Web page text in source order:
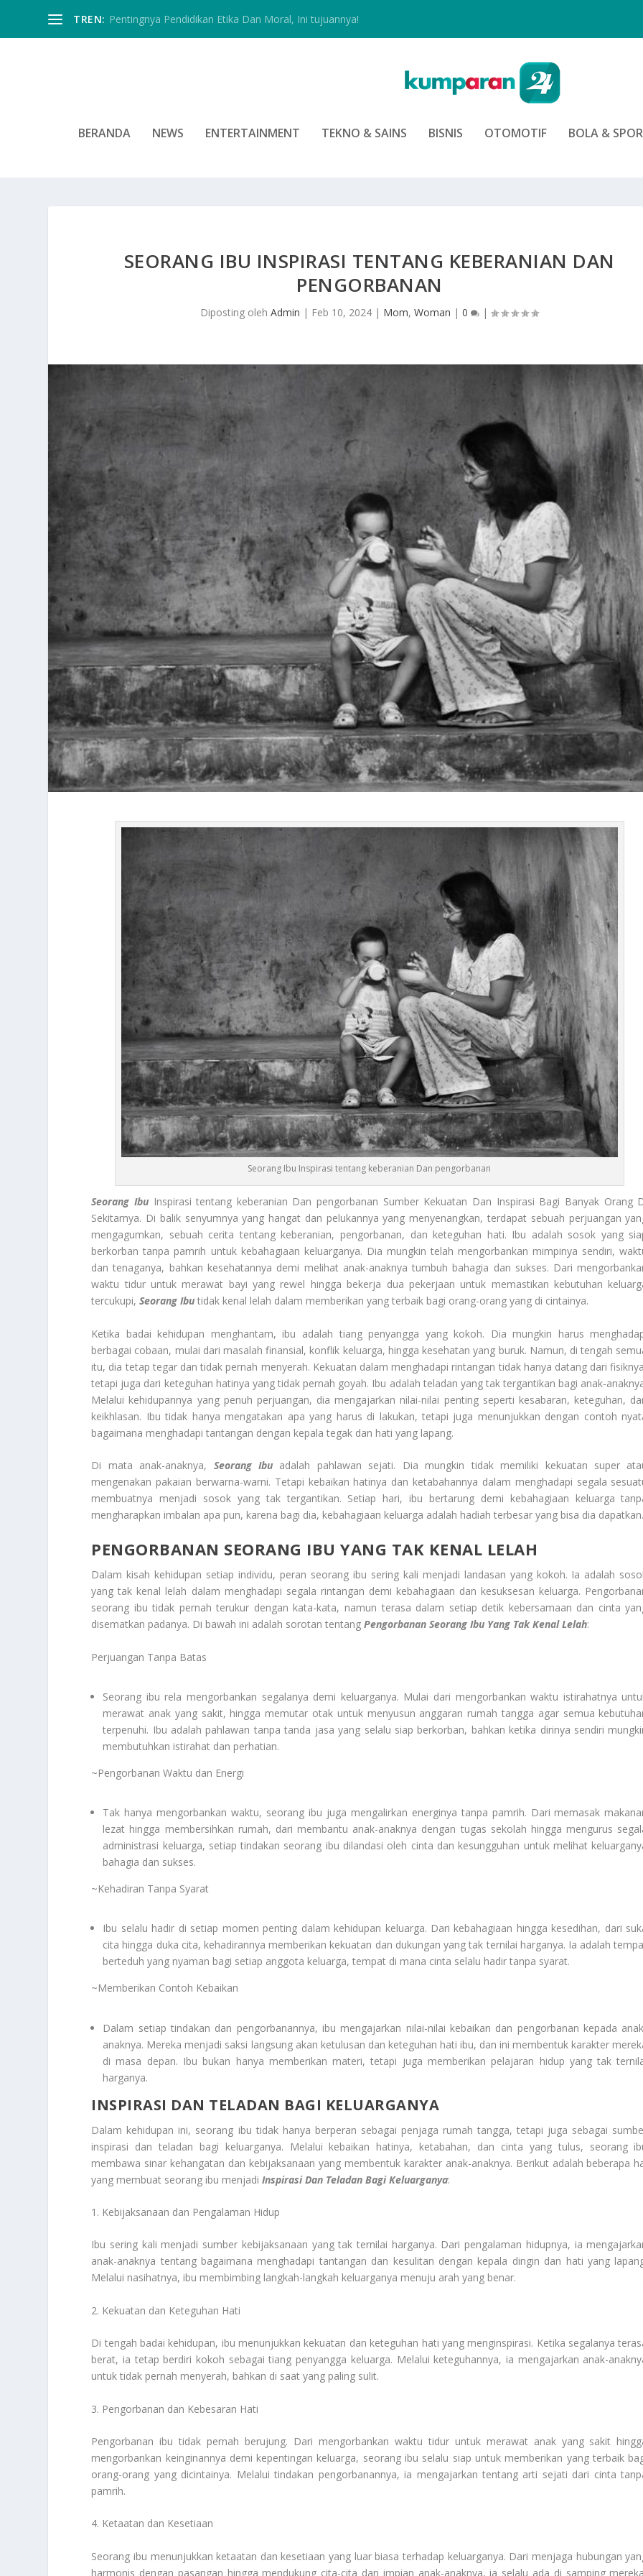
TREN: Pentingnya Pendidikan Etika Dan Moral, Ini tujuannya!
BERANDA NEWS ENTERTAINMENT TEKNO & SAINS BISNIS OTOMOTIF BOLA &
SEORANG IBU INSPIRASI TENTANG KEBERANIAN DAN
PENGORBANAN
Diposting olehAdmin | Feb 10, 2024 | Mom,Woman |0 |
Seorang Ibu Inspirasi tentang keberanian Dan pengorbanan
Seorang IbuInspirasi tentang keberanian Dan pengorbanan Sumber Kekuatan Dan Inspirasi Bagi Banyak Orang
Sekitarnya. Di balik senyumnya yang hangat dan pelukannya yang menyenangkan, terdapat sebuah perjuangan
mengagumkan, sebuah cerita tentang keberanian, pengorbanan, dan keteguhan hati. Ibu adalah sosok yang
berkorban tanpa pamrih untuk kebahagiaan keluarganya. Dia mungkin telah mengorbankan mimpinya sendiri,
dan tenaganya, bahkan kesehatannya demi melihat anak-anaknya tumbuh bahagia dan sukses. Dari
waktu tidur untuk merawat bayi yang rewel hingga bekerja dua pekerjaan untuk memastikan kebutuhan
tercukupi,Seorang Ibu tidak kenal lelah dalam memberikan yang terbaik bagi orang-orang yang di cintainya.
Ketika badai kehidupan menghantam, ibu adalah tiang penyangga yang kokoh. Dia mungkin harus
berbagai cobaan, mulai dari masalah finansial, konflik keluarga, hingga kesehatan yang buruk. Namun, di tengah
itu, dia tetap tegar dan tidak pernah menyerah. Kekuatan dalam menghadapi rintangan tidak hanya datang dari
tetapi juga dari keteguhan hatinya yang tidak pernah goyah. Ibu adalah teladan yang tak tergantikan bagi anak-
Melalui kehidupannya yang penuh perjuangan, dia mengajarkan nilai-nilai penting seperti kesabaran, keteguhan,
keikhlasan. Ibu tidak hanya mengatakan apa yang harus di lakukan, tetapi juga menunjukkan dengan contoh
bagaimana menghadapi tantangan dengan kepala tegak dan hati yang lapang.
Di mata anak-anaknya, Seorang Ibuadalah pahlawan sejati. Dia mungkin tidak memiliki kekuatan super
mengenakan pakaian berwarna-warni. Tetapi kebaikan hatinya dan ketabahannya dalam menghadapi segala
membuatnya menjadi sosok yang tak tergantikan. Setiap hari, ibu bertarung demi kebahagiaan keluarga
mengharapkan imbalan apa pun, karena bagi dia, kebahagiaan keluarga adalah hadiah terbesar yang bisa dia dapatkan.
PENGORBANAN SEORANG IBU YANG TAK KENAL LELAH
Dalam kisah kehidupan setiap individu, peran seorang ibu sering kali menjadi landasan yang kokoh. Ia adalah
yang tak kenal lelah dalam menghadapi segala rintangan demi kebahagiaan dan kesuksesan keluarga.
seorang ibu tidak pernah terukur dengan kata-kata, namun terasa dalam setiap detik kebersamaan dan cinta
disematkan padanya. Di bawah ini adalah sorotan tentangPengorbanan Seorang Ibu Yang Tak Kenal Lelah:
Perjuangan Tanpa Batas
Seorang ibu rela mengorbankan segalanya demi keluarganya. Mulai dari mengorbankan waktu istirahatnya
merawat anak yang sakit, hingga memutar otak untuk menyusun anggaran rumah tangga agar semua
terpenuhi. Ibu adalah pahlawan tanpa tanda jasa yang selalu siap berkorban, bahkan ketika dirinya sendiri
membutuhkan istirahat dan perhatian.
~Pengorbanan Waktu dan Energi
Tak hanya mengorbankan waktu, seorang ibu juga mengalirkan energinya tanpa pamrih. Dari memasak
lezat hingga membersihkan rumah, dari membantu anak-anaknya dengan tugas sekolah hingga mengurus
administrasi keluarga, setiap tindakan seorang ibu dilandasi oleh cinta dan kesungguhan untuk melihat
bahagia dan sukses.
~Kehadiran Tanpa Syarat
Ibu selalu hadir di setiap momen penting dalam kehidupan keluarga. Dari kebahagiaan hingga kesedihan, dari
cita hingga duka cita, kehadirannya memberikan kekuatan dan dukungan yang tak ternilai harganya. Ia adalah
berteduh yang nyaman bagi setiap anggota keluarga, tempat di mana cinta selalu hadir tanpa syarat.
~Memberikan Contoh Kebaikan
Dalam setiap tindakan dan pengorbanannya, ibu mengajarkan nilai-nilai kebaikan dan pengorbanan kepada
anaknya. Mereka menjadi saksi langsung akan ketulusan dan keteguhan hati ibu, dan ini membentuk karakter
di masa depan. Ibu bukan hanya memberikan materi, tetapi juga memberikan pelajaran hidup yang tak
harganya.
INSPIRASI DAN TELADAN BAGI KELUARGANYA
Dalam kehidupan ini, seorang ibu tidak hanya berperan sebagai penjaga rumah tangga, tetapi juga sebagai
inspirasi dan teladan bagi keluarganya. Melalui kebaikan hatinya, ketabahan, dan cinta yang tulus, seorang
membawa sinar kehangatan dan kebijaksanaan yang membentuk karakter anak-anaknya. Berikut adalah beberapa
yang membuat seorang ibu menjadiInspirasi Dan Teladan Bagi Keluarganya:
1. Kebijaksanaan dan Pengalaman Hidup
Ibu sering kali menjadi sumber kebijaksanaan yang tak ternilai harganya. Dari pengalaman hidupnya, ia
anak-anaknya tentang bagaimana menghadapi tantangan dan kesulitan dengan kepala dingin dan hati yang
Melalui nasihatnya, ibu membimbing langkah-langkah keluarganya menuju arah yang benar.
2. Kekuatan dan Keteguhan Hati
Di tengah badai kehidupan, ibu menunjukkan kekuatan dan keteguhan hati yang menginspirasi. Ketika segalanya
berat, ia tetap berdiri kokoh sebagai tiang penyangga keluarga. Melalui keteguhannya, ia mengajarkan anak-
untuk tidak pernah menyerah, bahkan di saat yang paling sulit.
3. Pengorbanan dan Kebesaran Hati
Pengorbanan ibu tidak pernah berujung. Dari mengorbankan waktu tidur untuk merawat anak yang sakit
mengorbankan keinginannya demi kepentingan keluarga, seorang ibu selalu siap untuk memberikan yang terbaik
orang-orang yang dicintainya. Melalui tindakan pengorbanannya, ia mengajarkan tentang arti sejati dari cinta
pamrih.
4. Ketaatan dan Kesetiaan
Seorang ibu menunjukkan ketaatan dan kesetiaan yang luar biasa terhadap keluarganya. Dari menjaga hubungan
harmonis dengan pasangan hingga mendukung cita-cita dan impian anak-anaknya, ia selalu ada di samping